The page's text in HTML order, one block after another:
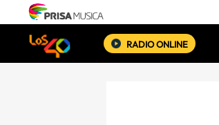
RADIO ONLINE